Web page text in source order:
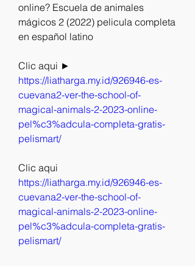
online? Escuela de animales
mágicos 2 (2022) pelicula completa
en español latino
https://liatharga.my.id/926946-es-
cuevana2-ver-the-school-of-
magical-animals-2-2023-online-
pel%c3%adcula-completa-gratis-
pelismart/
https://liatharga.my.id/926946-es-
cuevana2-ver-the-school-of-
magical-animals-2-2023-online-
pel%c3%adcula-completa-gratis-
pelismart/